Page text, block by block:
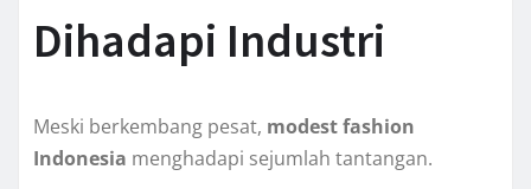
Dihadapi Industri
Meski berkembang pesat, modest fashion
Indonesia menghadapi sejumlah tantangan.